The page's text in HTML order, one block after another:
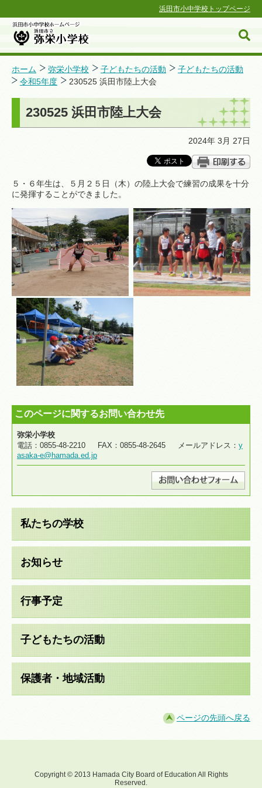
浜田市小中学校トップページ
浜田市小中学校ホームページ
ホーム 弥栄小学校 子どもたちの活動
子どもたちの活動
令和5年度
230525 浜田市陸上大会
230525 浜田市陸上大会
2024年 3月 27日
５・６年生は、５月２５日（木）の陸上大会で練習の成果を十分
に発揮することができました。
このページに関するお問い合わせ先
弥栄小学校
電話：0855-48-2210 FAX：0855-48-2645 メールアドレス： y
asaka-e@hamada.ed.jp
私たちの学校
お知らせ
行事予定
子どもたちの活動
保護者・地域活動
ページの先頭へ戻る
Copyright © 2013 Hamada City Board of Education All Rights
Reserved.